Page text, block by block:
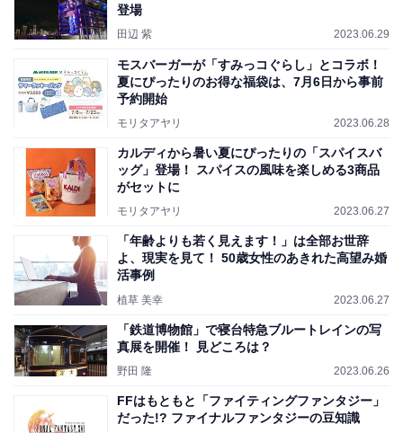
登場
田辺 紫 2023.06.29
モスバーガーが「すみっコぐらし」とコラボ！
夏にぴったりのお得な福袋は、7月6日から事前
予約開始
モリタアヤリ 2023.06.28
カルディから暑い夏にぴったりの「スパイスバ
ッグ」登場！ スパイスの風味を楽しめる3商品
がセットに
モリタアヤリ 2023.06.27
「年齢よりも若く見えます！」は全部お世辞
よ、現実を見て！ 50歳女性のあきれた高望み婚
活事例
植草 美幸 2023.06.27
「鉄道博物館」で寝台特急ブルートレインの写
真展を開催！ 見どころは？
野田 隆 2023.06.26
FFはもともと「ファイティングファンタジー」
だった!? ファイナルファンタジーの豆知識